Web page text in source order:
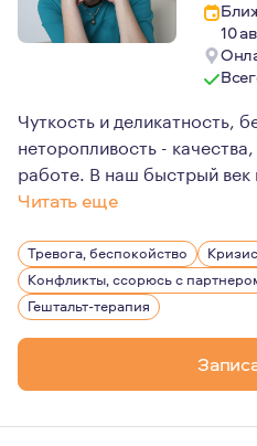
10
Чуткость и деликатность,
неторопливость -
работе. В наш быстрый век
Читать еще
Люблю читать. Люблю
Тревога, беспокойство
Конфликты, ссорюсь с
Гештальт-терапия